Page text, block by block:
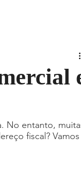
No entanto,
fiscal? Vamos